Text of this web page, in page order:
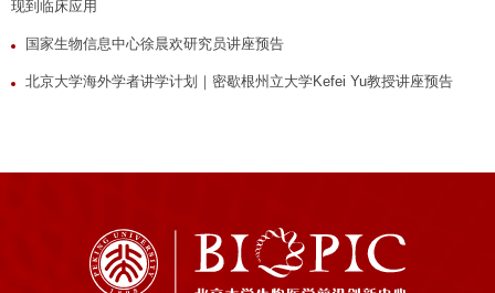
现到临床应用
国家生物信息中心徐晨欢研究员讲座预告
北京大学海外学者讲学计划｜密歇根州立大学Kefei Yu教授讲座预告